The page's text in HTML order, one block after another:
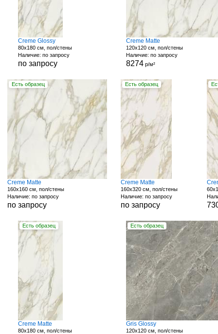
Creme Glossy
80x180 см, пол/стены
Наличие: по запросу
по запросу
Creme Matte
120x120 см, пол/стены
Наличие: по запросу
8274 р/м²
Есть образец
Creme Matte
160x160 см, пол/стены
Наличие: по запросу
по запросу
Есть образец
Creme Matte
160x320 см, пол/стены
Наличие: по запросу
по запросу
Есть образец
Creme Matte
80x180 см, пол/стены
Есть образец
Gris Glossy
120x120 см, пол/стены